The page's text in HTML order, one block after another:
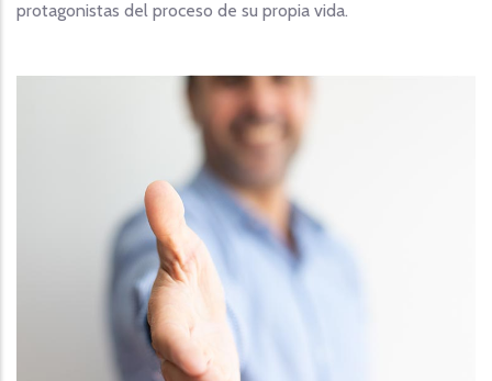
protagonistas del proceso de su propia vida.